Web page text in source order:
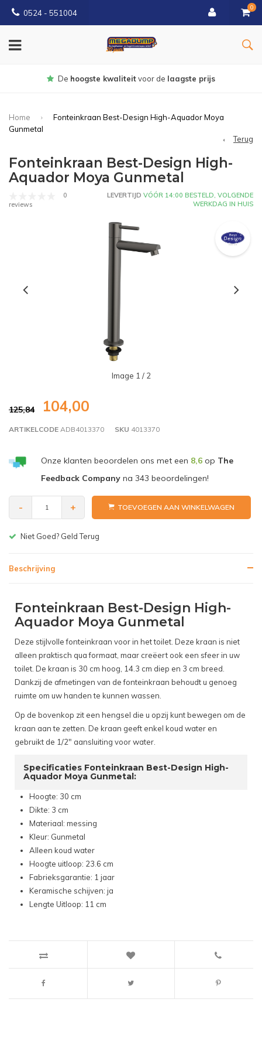
0524 - 551004
0
Gratisbezorgd vanaf €150
Home
Fonteinkraan Best-Design High-Aquador Moya
Gunmetal
Terug
Fonteinkraan Best-Design High-
Aquador Moya Gunmetal
0
reviews
LEVERTIJD VÓÓR 14:00 BESTELD, VOLGENDE
WERKDAG IN HUIS
Image 1 / 2
125,84 104,00
ARTIKELCODE ADB4013370 SKU 4013370
Onze klanten beoordelen ons met een 8,6op The
Feedback Companyna 343 beoordelingen!
- + TOEVOEGEN AAN WINKELWAGEN
Gratis bezorgen v.a. € 150,-(NL)
Beschrijving
Fonteinkraan Best-Design High-
Aquador Moya Gunmetal
Deze stijlvolle fonteinkraan voor in het toilet. Deze kraan is niet
alleen praktisch qua formaat, maar creëert ook een sfeer in uw
toilet. De kraan is 30 cm hoog, 14.3 cm diep en 3 cm breed.
Dankzij de afmetingen van de fonteinkraan behoudt u genoeg
ruimte om uw handen te kunnen wassen.
Op de bovenkop zit een hengsel die u opzij kunt bewegen om de
kraan aan te zetten. De kraan geeft enkel koud water en
gebruikt de 1/2" aansluiting voor water.
Specificaties Fonteinkraan Best-Design High-
Aquador Moya Gunmetal:
Hoogte: 30 cm
Dikte: 3 cm
Materiaal: messing
Kleur: Gunmetal
Alleen koud water
Hoogte uitloop: 23.6 cm
Fabrieksgarantie: 1 jaar
Keramische schijven: ja
Lengte Uitloop: 11 cm